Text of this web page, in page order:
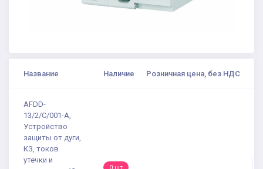
Название Наличие Розничная цена, без НДС
AFDD-
13/2/C/001-A,
Устройство
защиты от дуги,
КЗ, токов
утечки и
0 шт